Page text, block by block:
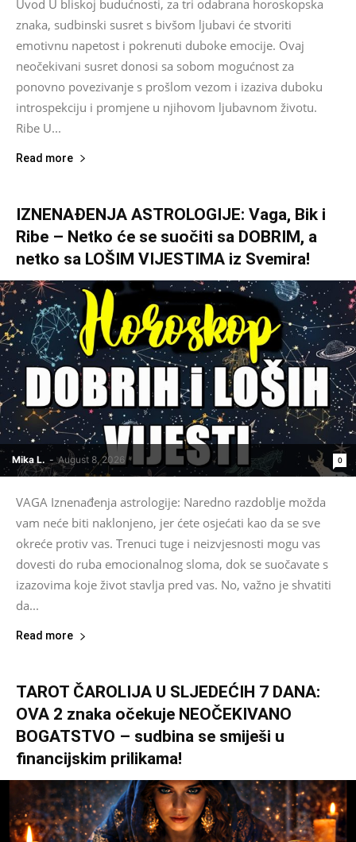
Uvod U bliskoj budućnosti, za tri odabrana horoskopska
znaka, sudbinski susret s bivšom ljubavi će stvoriti
emotivnu napetost i pokrenuti duboke emocije. Ovaj
neočekivani susret donosi sa sobom mogućnost za
ponovno povezivanje s prošlom vezom i izaziva duboku
introspekciju i promjene u njihovom ljubavnom životu.
Ribe U...
Read more
IZNENAĐENJA ASTROLOGIJE: Vaga, Bik i
Ribe – Netko će se suočiti sa DOBRIM, a
netko sa LOŠIM VIJESTIMA iz Svemira!
Mika L. - August 8, 2026 0
VAGA Iznenađenja astrologije: Naredno razdoblje možda
vam neće biti naklonjeno, jer ćete osjećati kao da se sve
okreće protiv vas. Trenuci tuge i neizvjesnosti mogu vas
dovesti do ruba emocionalnog sloma, dok se suočavate s
izazovima koje život stavlja pred vas. No, važno je shvatiti
da...
Read more
TAROT ČAROLIJA U SLJEDEĆIH 7 DANA:
OVA 2 znaka očekuje NEOČEKIVANO
BOGATSTVO – sudbina se smiješi u
financijskim prilikama!